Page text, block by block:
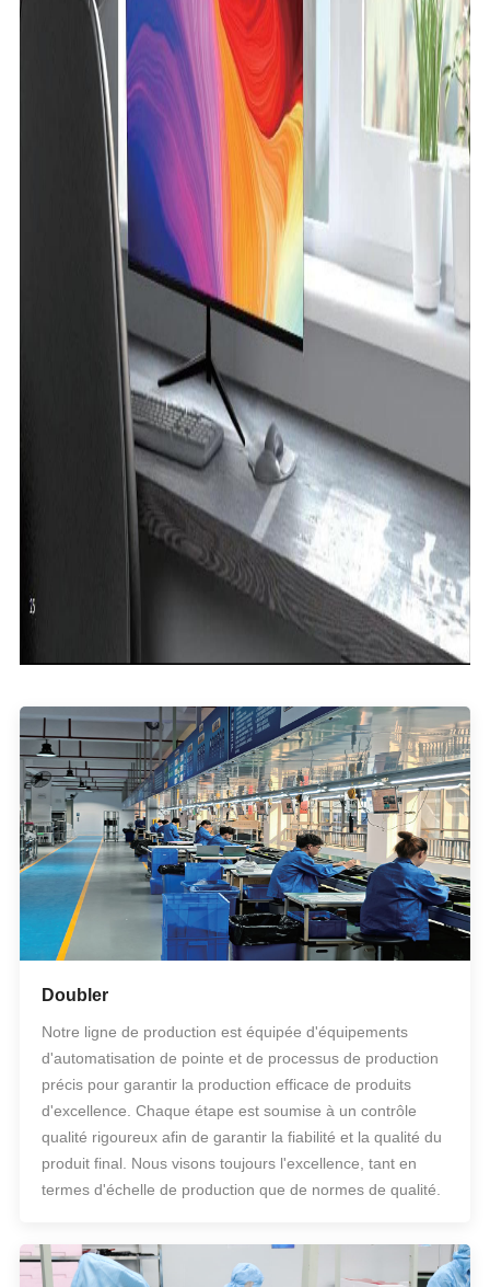
Doubler
Notre ligne de production est équipée d'équipements
d'automatisation de pointe et de processus de production
précis pour garantir la production efficace de produits
d'excellence. Chaque étape est soumise à un contrôle
qualité rigoureux afin de garantir la fiabilité et la qualité du
produit final. Nous visons toujours l'excellence, tant en
termes d'échelle de production que de normes de qualité.